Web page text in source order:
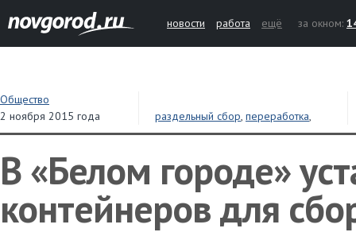
новости работа ещё за окном:
Общество
2 ноября 2015 года
раздельный сбор, переработка,
отходы
В «Белом городе»
контейнеров для